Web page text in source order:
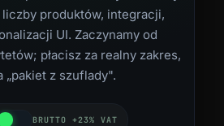
produktów, integracji,
UI. Zaczynamy od
płacisz za realny zakres,
„pakiet z szuflady".
BRUTTO +23% VAT